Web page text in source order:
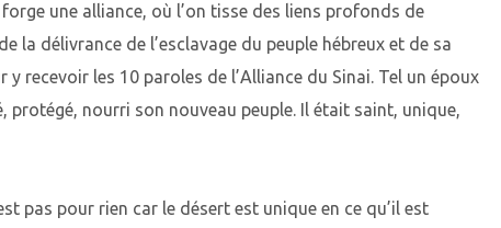
une alliance, où l’on tisse des liens profonds de
la délivrance de l’esclavage du peuple hébreux et de sa
recevoir les 10 paroles de l’Alliance du Sinai. Tel un époux
protégé, nourri son nouveau peuple. Il était saint, unique,
pas pour rien car le désert est unique en ce qu’il est